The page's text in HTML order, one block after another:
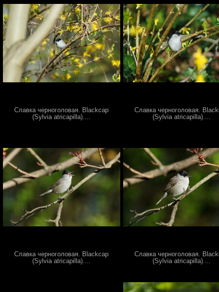
Славка черноголовая. Blackcap
(Sylvia atricapilla)....
Славка черноголовая.
(Sylvia atricapilla)....
Славка черноголовая. Blackcap
(Sylvia atricapilla)....
Славка черноголовая.
(Sylvia atricapilla)....